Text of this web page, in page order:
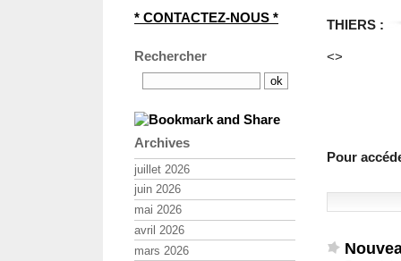
THIERS :
<>
Pour
* CONTACTEZ-NOUS *
Rechercher
Archives
juillet 2026
juin 2026
mai 2026
avril 2026
mars 2026